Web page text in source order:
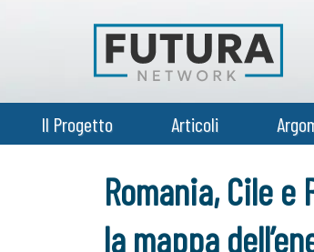
Il Progetto Articoli
Romania, Cile
la mappa